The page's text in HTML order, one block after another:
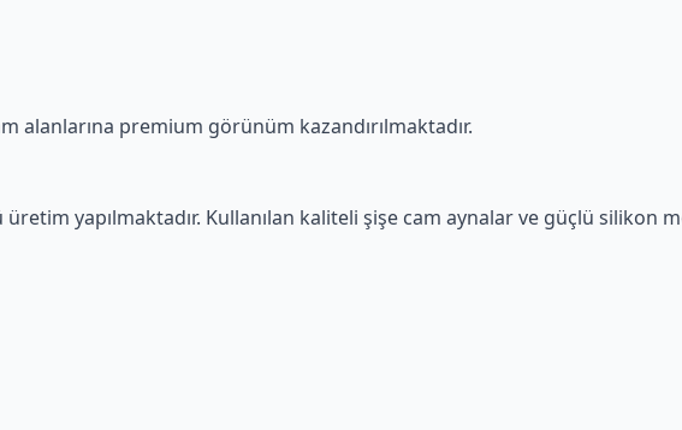
alanlarına premium görünüm kazandırılmaktadır.
yapılmaktadır. Kullanılan kaliteli şişe cam aynalar ve güçlü silikon